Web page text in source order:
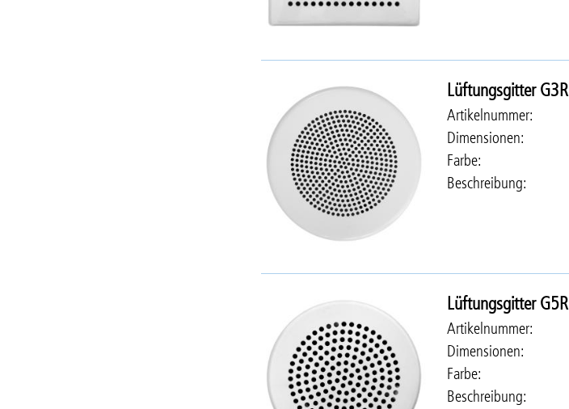
Lüftungsgitter G3R
Artikelnummer
Dimensionen
Farbe
Beschreibung
Lüftungsgitter G5R
Artikelnummer
Dimensionen
Farbe
Beschreibung